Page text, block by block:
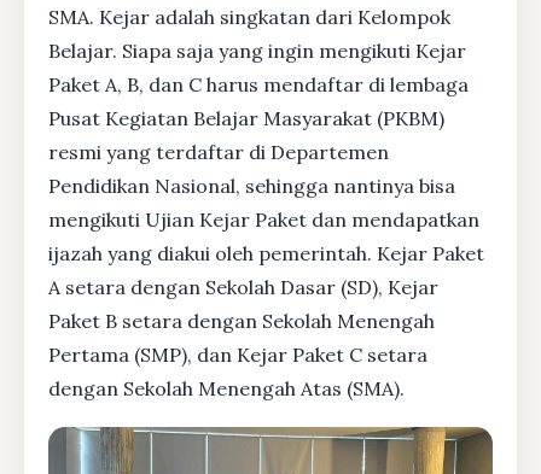
SMA. Kejar adalah singkatan dari Kelompok
Belajar. Siapa saja yang ingin mengikuti Kejar
Paket A, B, dan C harus mendaftar di lembaga
Pusat Kegiatan Belajar Masyarakat (PKBM)
resmi yang terdaftar di Departemen
Pendidikan Nasional, sehingga nantinya bisa
mengikuti Ujian Kejar Paket dan mendapatkan
ijazah yang diakui oleh pemerintah. Kejar Paket
A setara dengan Sekolah Dasar (SD), Kejar
Paket B setara dengan Sekolah Menengah
Pertama (SMP), dan Kejar Paket C setara
dengan Sekolah Menengah Atas (SMA).